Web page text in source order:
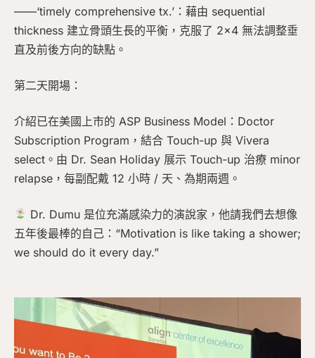
——‘timely comprehensive tx.’：藉由 sequential
thickness 建立骨頭生長的平衡，克服了 2×4 無法調整垂
直及前後方向的缺點。
第二天開場：
介紹已在美國上市的 ASP Business Model：Doctor
Subscription Program，結合 Touch-up 與 Vivera
select。由 Dr. Sean Holiday 展示 Touch-up 治療 minor
relapse，每副配戴 12 小時 / 天、為期兩週。
Dr. Dumu 是位充滿感染力的演說家，他請我們去想像
五年後最棒的自己：“Motivation is like taking a shower;
we should do it every day.”